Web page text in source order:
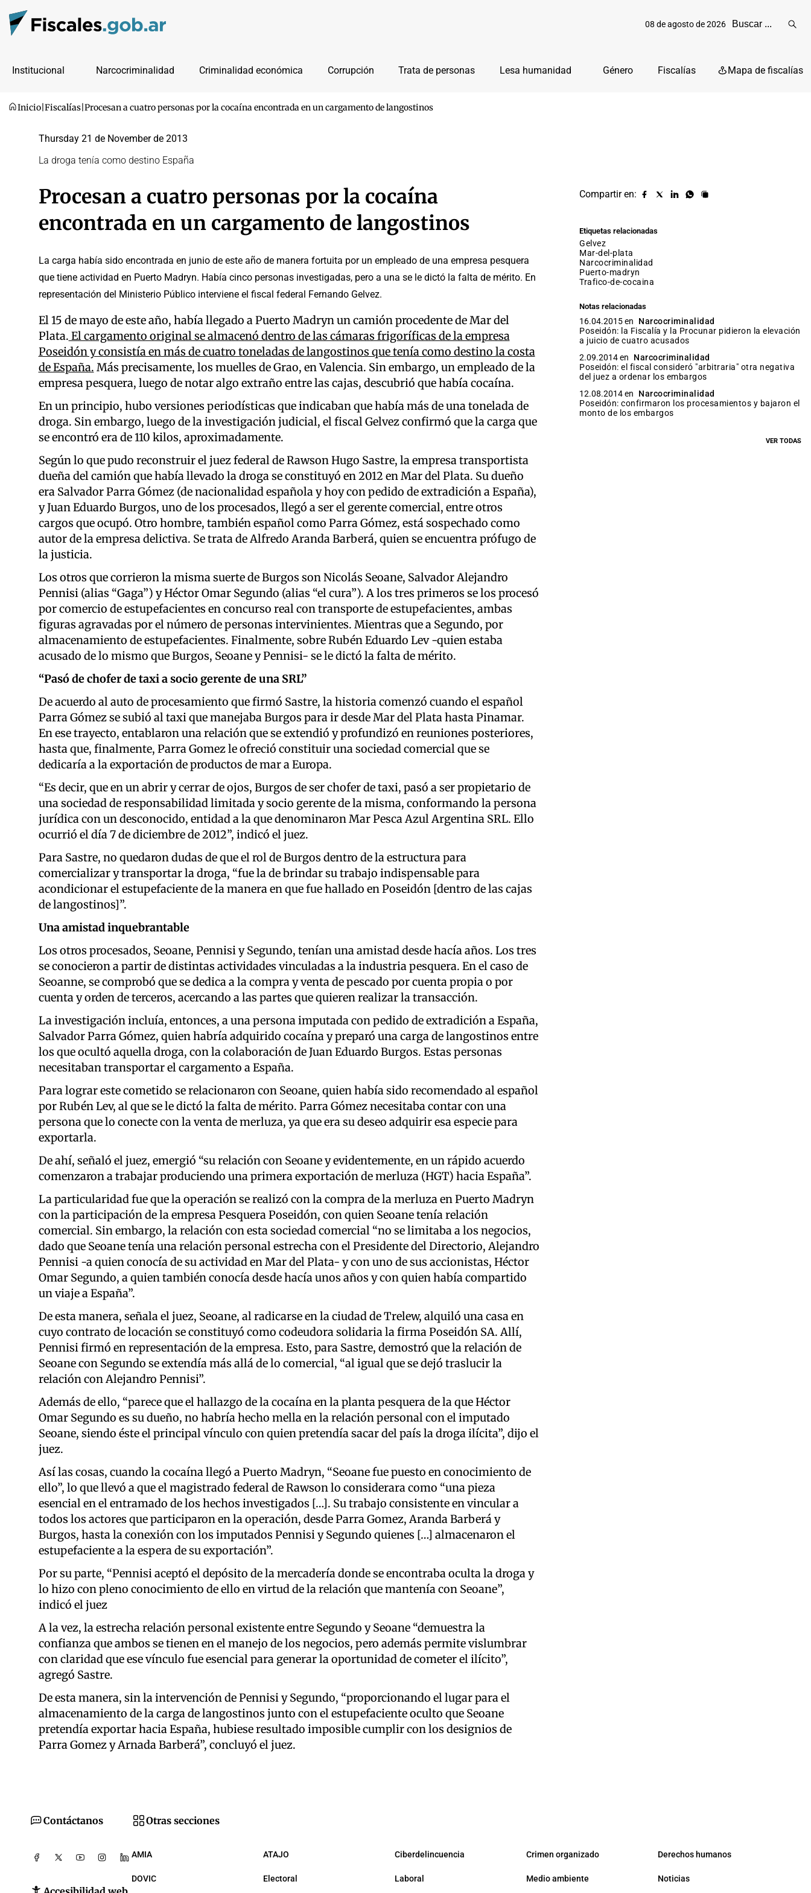
08 de agosto de 2026
Institucional Narcocriminalidad Criminalidad económica Corrupción Trata de personas Lesa humanidad Género Fiscalías Mapa de fiscalías
Inicio Fiscalías Procesan a cuatro personas por la cocaína encontrada en un cargamento de langostinos
Thursday 21 de November de 2013
La droga tenía como destino España
Procesan a cuatro personas por la cocaína
encontrada en un cargamento de langostinos
La carga había sido encontrada en junio de este año de manera fortuita por un empleado de una empresa pesquera
que tiene actividad en Puerto Madryn. Había cinco personas investigadas, pero a una se le dictó la falta de mérito. En
representación del Ministerio Público interviene el fiscal federal Fernando Gelvez.
El 15 de mayo de este año, había llegado a Puerto Madryn un camión procedente de Mar del
Plata. El cargamento original se almacenó dentro de las cámaras frigoríficas de la empresa
Poseidón y consistía en más de cuatro toneladas de langostinos que tenía como destino la costa
de España. Más precisamente, los muelles de Grao, en Valencia. Sin embargo, un empleado de la
empresa pesquera, luego de notar algo extraño entre las cajas, descubrió que había cocaína.
En un principio, hubo versiones periodísticas que indicaban que había más de una tonelada de
droga. Sin embargo, luego de la investigación judicial, el fiscal Gelvez confirmó que la carga que
se encontró era de 110 kilos, aproximadamente.
Según lo que pudo reconstruir el juez federal de Rawson Hugo Sastre, la empresa transportista
dueña del camión que había llevado la droga se constituyó en 2012 en Mar del Plata. Su dueño
era Salvador Parra Gómez (de nacionalidad española y hoy con pedido de extradición a España),
y Juan Eduardo Burgos, uno de los procesados, llegó a ser el gerente comercial, entre otros
cargos que ocupó. Otro hombre, también español como Parra Gómez, está sospechado como
autor de la empresa delictiva. Se trata de Alfredo Aranda Barberá, quien se encuentra prófugo de
la justicia.
Los otros que corrieron la misma suerte de Burgos son Nicolás Seoane, Salvador Alejandro
Pennisi (alias “Gaga”) y Héctor Omar Segundo (alias “el cura”). A los tres primeros se los procesó
por comercio de estupefacientes en concurso real con transporte de estupefacientes, ambas
figuras agravadas por el número de personas intervinientes. Mientras que a Segundo, por
almacenamiento de estupefacientes. Finalmente, sobre Rubén Eduardo Lev -quien estaba
acusado de lo mismo que Burgos, Seoane y Pennisi- se le dictó la falta de mérito.
“Pasó de chofer de taxi a socio gerente de una SRL”
De acuerdo al auto de procesamiento que firmó Sastre, la historia comenzó cuando el español
Parra Gómez se subió al taxi que manejaba Burgos para ir desde Mar del Plata hasta Pinamar.
En ese trayecto, entablaron una relación que se extendió y profundizó en reuniones posteriores,
hasta que, finalmente, Parra Gomez le ofreció constituir una sociedad comercial que se
dedicaría a la exportación de productos de mar a Europa.
“Es decir, que en un abrir y cerrar de ojos, Burgos de ser chofer de taxi, pasó a ser propietario de
una sociedad de responsabilidad limitada y socio gerente de la misma, conformando la persona
jurídica con un desconocido, entidad a la que denominaron Mar Pesca Azul Argentina SRL. Ello
ocurrió el día 7 de diciembre de 2012”, indicó el juez.
Para Sastre, no quedaron dudas de que el rol de Burgos dentro de la estructura para
comercializar y transportar la droga, “fue la de brindar su trabajo indispensable para
acondicionar el estupefaciente de la manera en que fue hallado en Poseidón [dentro de las cajas
de langostinos]”.
Una amistad inquebrantable
Los otros procesados, Seoane, Pennisi y Segundo, tenían una amistad desde hacía años. Los tres
se conocieron a partir de distintas actividades vinculadas a la industria pesquera. En el caso de
Seoanne, se comprobó que se dedica a la compra y venta de pescado por cuenta propia o por
cuenta y orden de terceros, acercando a las partes que quieren realizar la transacción.
La investigación incluía, entonces, a una persona imputada con pedido de extradición a España,
Salvador Parra Gómez, quien habría adquirido cocaína y preparó una carga de langostinos entre
los que ocultó aquella droga, con la colaboración de Juan Eduardo Burgos. Estas personas
necesitaban transportar el cargamento a España.
Para lograr este cometido se relacionaron con Seoane, quien había sido recomendado al español
por Rubén Lev, al que se le dictó la falta de mérito. Parra Gómez necesitaba contar con una
persona que lo conecte con la venta de merluza, ya que era su deseo adquirir esa especie para
exportarla.
De ahí, señaló el juez, emergió “su relación con Seoane y evidentemente, en un rápido acuerdo
comenzaron a trabajar produciendo una primera exportación de merluza (HGT) hacia España”.
La particularidad fue que la operación se realizó con la compra de la merluza en Puerto Madryn
con la participación de la empresa Pesquera Poseidón, con quien Seoane tenía relación
comercial. Sin embargo, la relación con esta sociedad comercial “no se limitaba a los negocios,
dado que Seoane tenía una relación personal estrecha con el Presidente del Directorio, Alejandro
Pennisi -a quien conocía de su actividad en Mar del Plata- y con uno de sus accionistas, Héctor
Omar Segundo, a quien también conocía desde hacía unos años y con quien había compartido
un viaje a España”.
De esta manera, señala el juez, Seoane, al radicarse en la ciudad de Trelew, alquiló una casa en
cuyo contrato de locación se constituyó como codeudora solidaria la firma Poseidón SA. Allí,
Pennisi firmó en representación de la empresa. Esto, para Sastre, demostró que la relación de
Seoane con Segundo se extendía más allá de lo comercial, “al igual que se dejó traslucir la
relación con Alejandro Pennisi”.
Además de ello, “parece que el hallazgo de la cocaína en la planta pesquera de la que Héctor
Omar Segundo es su dueño, no habría hecho mella en la relación personal con el imputado
Seoane, siendo éste el principal vínculo con quien pretendía sacar del país la droga ilícita”, dijo el
juez.
Así las cosas, cuando la cocaína llegó a Puerto Madryn, “Seoane fue puesto en conocimiento de
ello”, lo que llevó a que el magistrado federal de Rawson lo considerara como “una pieza
esencial en el entramado de los hechos investigados […]. Su trabajo consistente en vincular a
todos los actores que participaron en la operación, desde Parra Gomez, Aranda Barberá y
Burgos, hasta la conexión con los imputados Pennisi y Segundo quienes […] almacenaron el
estupefaciente a la espera de su exportación”.
Por su parte, “Pennisi aceptó el depósito de la mercadería donde se encontraba oculta la droga y
lo hizo con pleno conocimiento de ello en virtud de la relación que mantenía con Seoane”,
indicó el juez
A la vez, la estrecha relación personal existente entre Segundo y Seoane “demuestra la
confianza que ambos se tienen en el manejo de los negocios, pero además permite vislumbrar
con claridad que ese vínculo fue esencial para generar la oportunidad de cometer el ilícito”,
agregó Sastre.
De esta manera, sin la intervención de Pennisi y Segundo, “proporcionando el lugar para el
almacenamiento de la carga de langostinos junto con el estupefaciente oculto que Seoane
pretendía exportar hacia España, hubiese resultado imposible cumplir con los designios de
Parra Gomez y Arnada Barberá”, concluyó el juez.
Compartir en:
Compartir
Compartir
Compartir
Compartir
Copiar
Etiquetas relacionadas
gelvez
mar-del-plata
narcocriminalidad
puerto-madryn
trafico-de-cocaina
Notas relacionadas
16.04.2015 en
Narcocriminalidad
Poseidón: la Fiscalía y la Procunar pidieron la elevación
a juicio de cuatro acusados
2.09.2014 en
Narcocriminalidad
Poseidón: el fiscal consideró "arbitraria" otra negativa
del juez a ordenar los embargos
12.08.2014 en
Narcocriminalidad
Poseidón: confirmaron los procesamientos y bajaron el
monto de los embargos
VER TODAS
Contáctanos Otras secciones
AMIA ATAJO Ciberdelincuencia Crimen organizado Derechos humanos
DOVIC Electoral Laboral Medio ambiente Noticias